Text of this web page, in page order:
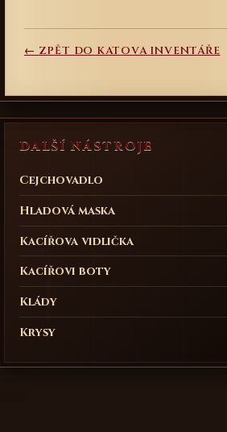
← ZPĚT DO KATOVA INVENTÁŘE
DALŠÍ NÁSTROJE
Cejchovadlo
Hladová maska
Kacířova vidlička
Kacířovi boty
Klády
Krysy